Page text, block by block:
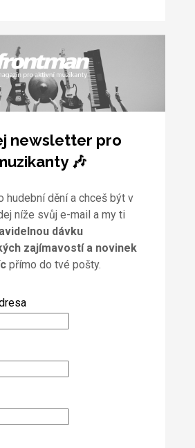
newsletter pro
🎶
hudební dění a chceš být v
níže svůj e-mail a my ti
dávku
zajímavostí a novinek
přímo do tvé pošty.